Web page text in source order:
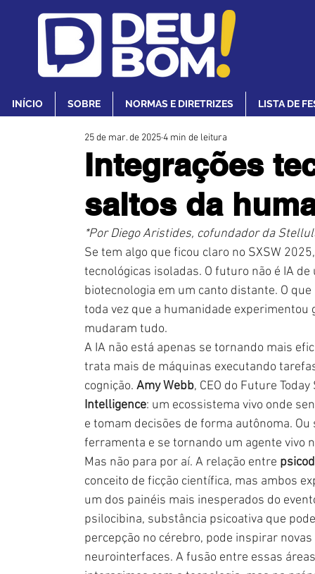
INÍCIO SOBRE NORMAS E DIRETRIZES LISTA DE
Integrações
saltos da
25 de mar. de 20254 min de leitura
*Por Diego Aristides, cofundador da
Se tem algo que ficou claro no SXSW
tecnológicas isoladas. O futuro não é IA
biotecnologia em um canto distante. O
toda vez que a humanidade
mudaram tudo.
A IA não está apenas se tornando mais
trata mais de máquinas executando
cognição. Amy Webb, CEO do Future
Intelligence: um ecossistema vivo onde
e tomam decisões de forma autônoma.
ferramenta e se tornando um agente vivo
Mas não para por aí. A relação entre
conceito de ficção científica, mas ambos
um dos painéis mais inesperados do
psilocibina, substância psicoativa que
percepção no cérebro, pode inspirar
neurointerfaces. A fusão entre essas